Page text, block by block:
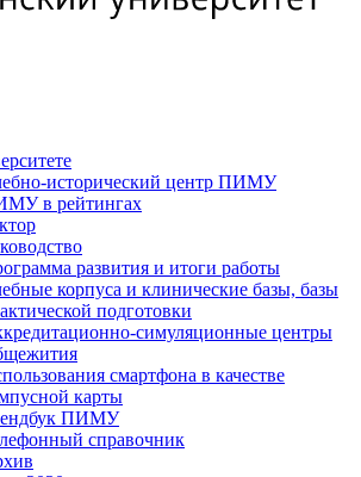
исторический центр ПИМУ
в рейтингах
развития и итоги работы
корпуса и клинические базы, базы
подготовки
симуляционные центры
смартфона в качестве
карты
ПИМУ
справочник